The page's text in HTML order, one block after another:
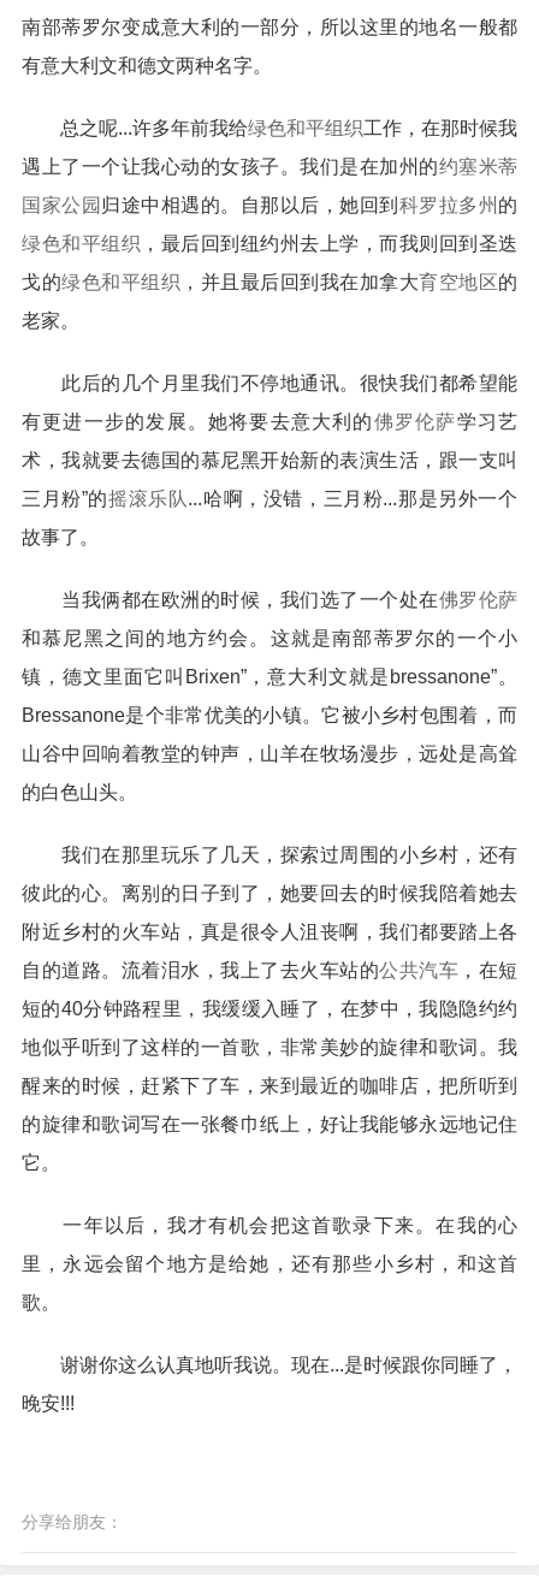
南部蒂罗尔变成意大利的一部分，所以这里的地名一般都
有意大利文和德文两种名字。
总之呢...许多年前我给绿色和平组织工作，在那时候我
遇上了一个让我心动的女孩子。我们是在加州的约塞米蒂
国家公园 归途中相遇的。自那以后，她回到 科罗拉多州 的
绿色和平组织 ，最后回到纽约州去上学，而我则回到圣迭
戈的绿色和平组织 ，并且最后回到我在加拿大育空地区的
老家。
此后的几个月里我们不停地通讯。很快我们都希望能
有更进一步的发展。她将要去意大利的佛罗伦萨学习艺
术，我就要去德国的慕尼黑开始新的表演生活，跟一支叫
三月粉”的摇滚乐队 ...哈啊，没错，三月粉...那是另外一个
故事了。
当我俩都在欧洲的时候，我们选了一个处在佛罗伦萨
和慕尼黑之间的地方约会。这就是南部蒂罗尔的一个小
镇，德文里面它叫Brixen”，意大利文就是bressanone”。
Bressanone是个非常优美的小镇。它被小乡村包围着，而
山谷中回响着教堂的钟声，山羊在牧场漫步，远处是高耸
的白色山头。
我们在那里玩乐了几天，探索过周围的小乡村，还有
彼此的心。离别的日子到了，她要回去的时候我陪着她去
附近乡村的火车站，真是很令人沮丧啊，我们都要踏上各
自的道路。流着泪水，我上了去火车站的公共汽车 ，在短
短的40分钟路程里，我缓缓入睡了，在梦中，我隐隐约约
地似乎听到了这样的一首歌，非常美妙的旋律和歌词。我
醒来的时候，赶紧下了车，来到最近的咖啡店，把所听到
的旋律和歌词写在一张餐巾纸上，好让我能够永远地记住
它。
一年以后，我才有机会把这首歌录下来。在我的心
里，永远会留个地方是给她，还有那些小乡村，和这首
歌。
谢谢你这么认真地听我说。现在...是时候跟你同睡了，
晚安!!!
分享给朋友：